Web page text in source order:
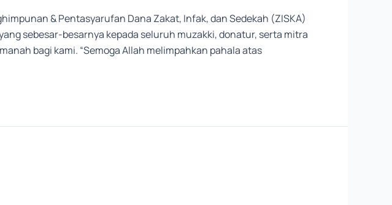
& Pentasyarufan Dana Zakat, Infak, dan Sedekah (ZISKA)
sebesar-besarnya kepada seluruh muzakki, donatur, serta mitra
bagi kami. “Semoga Allah melimpahkan pahala atas